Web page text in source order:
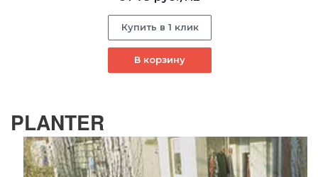
Купить в 1 клик
В корзину
PLANTER